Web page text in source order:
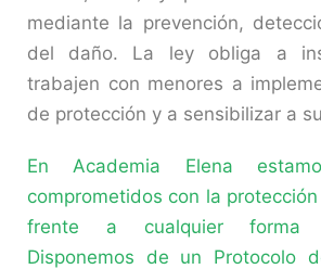
mediante la prevención,
del daño. La ley obliga a
trabajen con menores a
de protección y a sensibilizar a
En Academia Elena
comprometidos con la
frente a cualquier forma
Disponemos de un Protocolo